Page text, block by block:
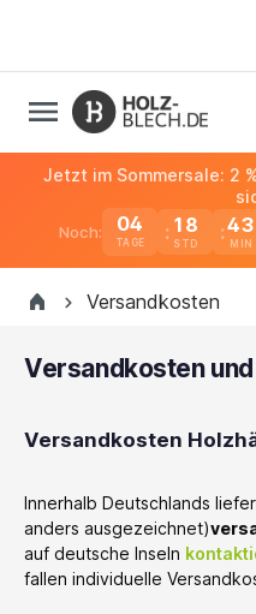
Noch: 04
TAGE
18 43
Jetzt im Sommersale: 2
Versandkosten
Versandkosten
Versandkosten
Innerhalb Deutschlands
anders ausgezeichnet)
auf deutsche Inseln
fallen individuelle